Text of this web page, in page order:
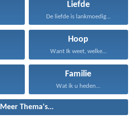
Liefde
De liefde is lankmoedig...
Hoop
Want Ik weet, welke...
Familie
Wat ik u heden...
Meer Thema's...